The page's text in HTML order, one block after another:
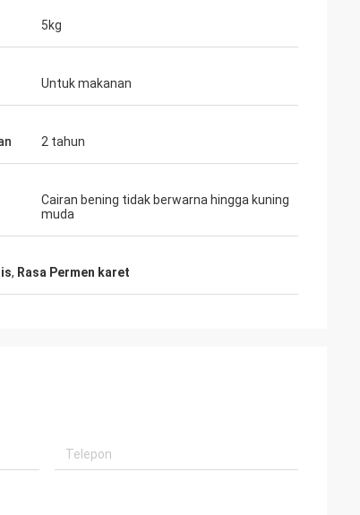
5kg
Untuk makanan
2 tahun
Cairan bening tidak berwarna hingga kuning
muda
, Rasa Permen karet